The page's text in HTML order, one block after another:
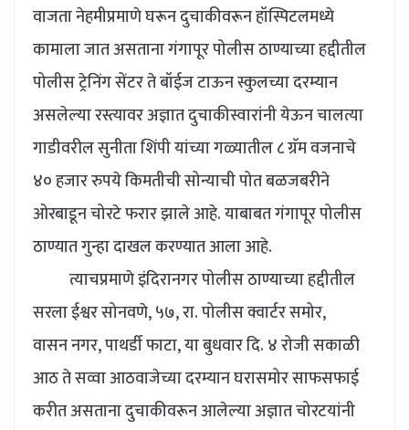
वाजता नेहमीप्रमाणे घरून दुचाकीवरून हॉस्पिटलमध्ये
कामाला जात असताना गंगापूर पोलीस ठाण्याच्या हद्दीतील
पोलीस ट्रेनिंग सेंटर ते बॉईज टाऊन स्कुलच्या दरम्यान
असलेल्या रस्त्यावर अज्ञात दुचाकीस्वारांनी येऊन चालत्या
गाडीवरील सुनीता शिंपी यांच्या गळ्यातील ८ ग्रॅम वजनाचे
४० हजार रुपये किमतीची सोन्याची पोत बळजबरीने
ओरबाडून चोरटे फरार झाले आहे. याबाबत गंगापूर पोलीस
ठाण्यात गुन्हा दाखल करण्यात आला आहे.
त्याचप्रमाणे इंदिरानगर पोलीस ठाण्याच्या हद्दीतील
सरला ईश्वर सोनवणे, ५७, रा. पोलीस क्वार्टर समोर,
वासन नगर, पाथर्डी फाटा, या बुधवार दि. ४ रोजी सकाळी
आठ ते सव्वा आठवाजेच्या दरम्यान घरासमोर साफसफाई
करीत असताना दुचाकीवरून आलेल्या अज्ञात चोरटयांनी